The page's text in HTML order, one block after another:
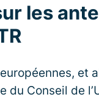
les
et
Conseil de